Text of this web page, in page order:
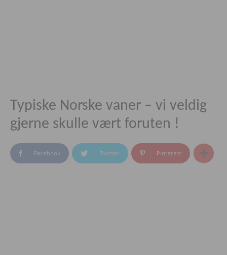
Typiske Norske vaner – vi veldig
gjerne skulle vært foruten !
Facebook Twitter Pinterest